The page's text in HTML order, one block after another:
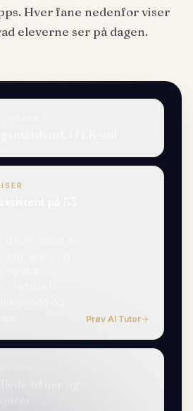
Hver fane nedenfor viser
eleverne ser på dagen.
på 53
Prøv AI Tutor